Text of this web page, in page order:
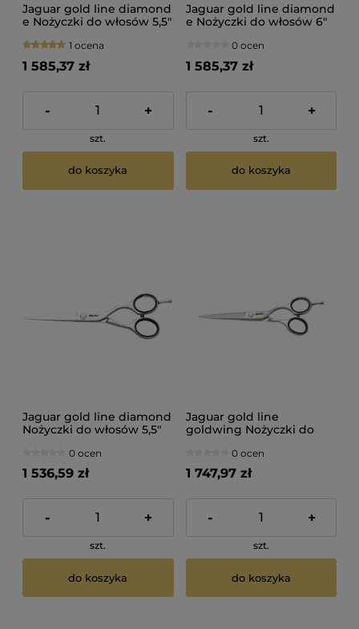
Jaguar gold line diamond
e Nożyczki do włosów 5,5"
1 ocena
1 585,37 zł
- +
szt.
do koszyka
Jaguar gold line diamond
e Nożyczki do włosów 6"
0 ocen
1 585,37 zł
- +
szt.
do koszyka
Jaguar gold line diamond
Nożyczki do włosów 5,5"
0 ocen
1 536,59 zł
- +
szt.
do koszyka
Jaguar gold line
goldwing Nożyczki do
0 ocen
1 747,97 zł
- +
szt.
do koszyka